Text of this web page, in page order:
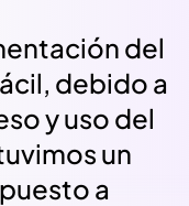
del
debido a
y uso del
un
a